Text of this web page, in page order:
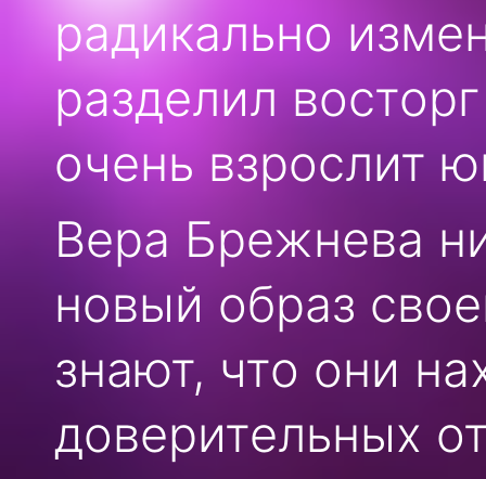
радикально
разделил
очень взрослит
Вера Брежнева
новый образ
знают, что они
доверительных